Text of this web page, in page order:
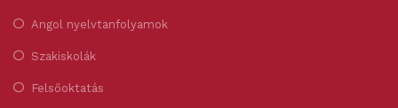
Angol nyelvtanfolyamok
Szakiskolák
Felsőoktatás